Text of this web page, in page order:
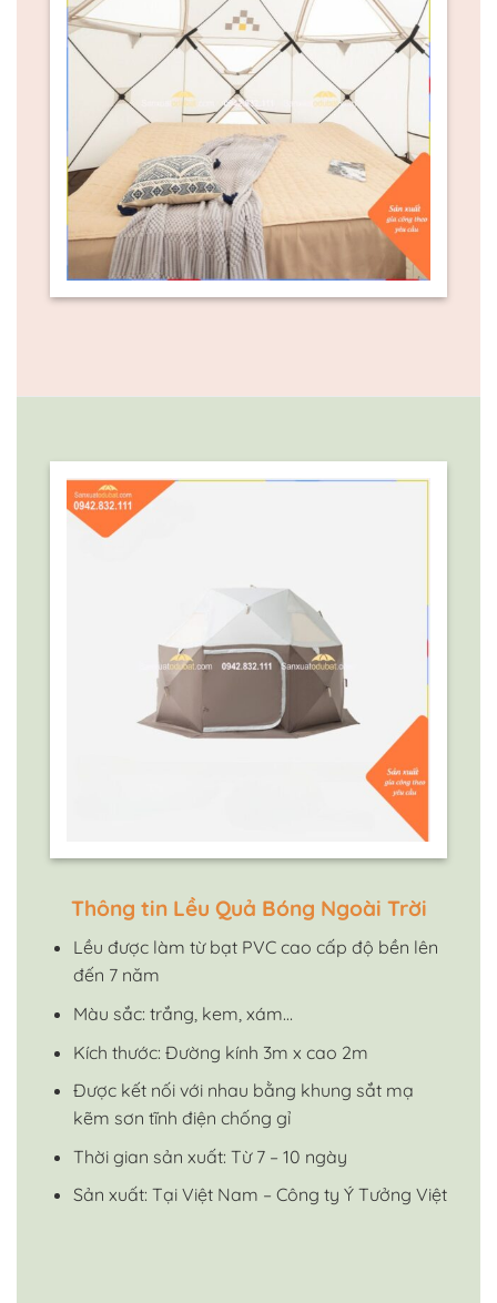
Thông tin Lều Quả Bóng Ngoài Trời
Lều được làm từ bạt PVC cao cấp độ bền lên
đến 7 năm
Màu sắc: trắng, kem, xám…
Kích thước: Đường kính 3m x cao 2m
Được kết nối với nhau bằng khung sắt mạ
kẽm sơn tĩnh điện chống gỉ
Thời gian sản xuất: Từ 7 – 10 ngày
Sản xuất: Tại Việt Nam – Công ty Ý Tưởng Việt